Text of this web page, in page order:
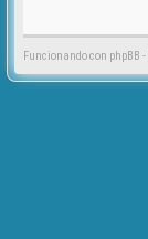
Funcionando con phpBB -